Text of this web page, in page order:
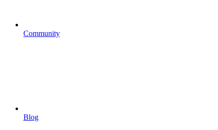
Community
Blog